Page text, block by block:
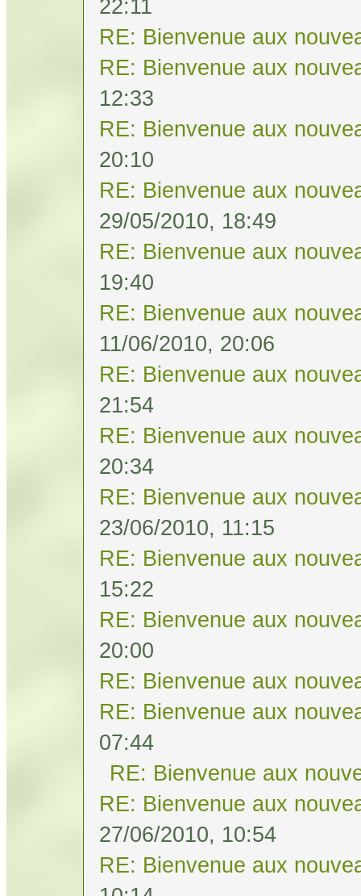
22:11
RE: Bienvenue aux
RE: Bienvenue aux
12:33
RE: Bienvenue aux
20:10
RE: Bienvenue aux
29/05/2010, 18:49
RE: Bienvenue aux
19:40
RE: Bienvenue aux
11/06/2010, 20:06
RE: Bienvenue aux
21:54
RE: Bienvenue aux
20:34
RE: Bienvenue aux
23/06/2010, 11:15
RE: Bienvenue aux
15:22
RE: Bienvenue aux
20:00
RE: Bienvenue aux
RE: Bienvenue aux
07:44
RE: Bienvenue aux
RE: Bienvenue aux
27/06/2010, 10:54
RE: Bienvenue aux